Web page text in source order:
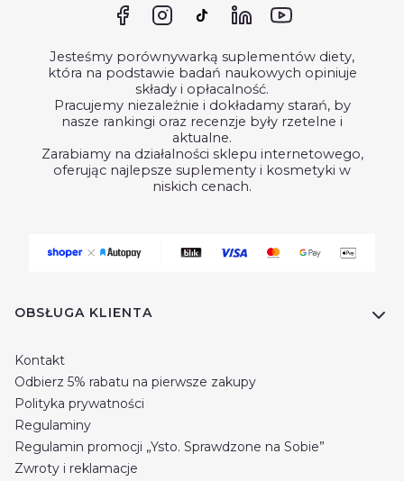
Jesteśmy porównywarką suplementów diety,
która na podstawie badań naukowych opiniuje
składy i opłacalność.
Pracujemy niezależnie i dokładamy starań, by
nasze rankingi oraz recenzje były rzetelne i
aktualne.
Zarabiamy na działalności sklepu internetowego,
oferując najlepsze suplementy i kosmetyki w
niskich cenach.
Linki w stopce
OBSŁUGA KLIENTA
Kontakt
Odbierz 5% rabatu na pierwsze zakupy
Polityka prywatności
Regulaminy
Regulamin promocji „Ysto. Sprawdzone na Sobie”
Zwroty i reklamacje